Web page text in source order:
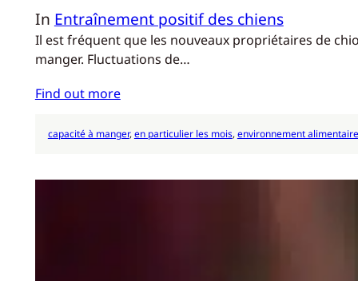
In Entraînement positif des chiens
Il est fréquent que les nouveaux propriétaires de
manger. Fluctuations de…
Find out more
capacité à manger, en particulier les mois, environnement alimentaire